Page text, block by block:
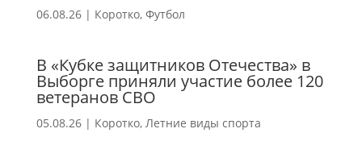
06.08.26| Коротко, Футбол
В «Кубке защитников Отечества» в
Выборге приняли участие более 120
ветеранов СВО
05.08.26| Коротко, Летние виды спорта